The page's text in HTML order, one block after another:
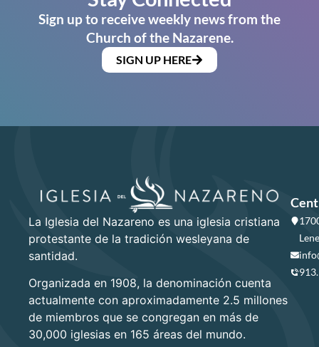
Sign up to receive weekly news from the
Church of the Nazarene.
SIGN UP HERE
La Iglesia del Nazareno es una iglesia cristiana
protestante de la tradición wesleyana de
santidad.
Organizada en 1908, la denominación cuenta
actualmente con aproximadamente 2.5 millones
de miembros que se congregan en más de
30,000 iglesias en 165 áreas del mundo.